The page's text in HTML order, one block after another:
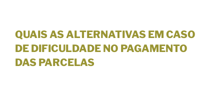
QUAIS AS ALTERNATIVAS EM CASO
DE DIFICULDADE NO PAGAMENTO
DAS PARCELAS